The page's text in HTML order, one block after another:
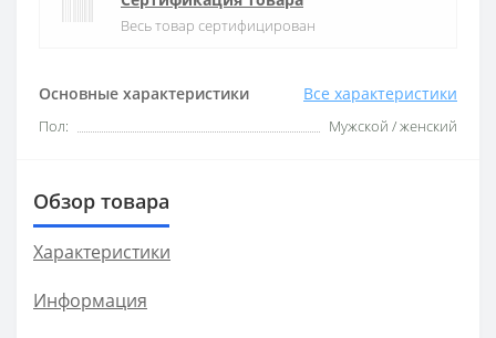
Основные характеристики Все характеристики
Пол: Мужской / женский
Весь товар сертифицирован
Обзор товара
Характеристики
Информация